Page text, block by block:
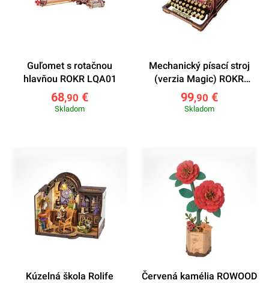
Guľomet s rotačnou
hlavňou ROKR LQA01
68,90 €
Skladom
Mechanický písací stroj
(verzia Magic) ROKR
LK703C
99,90 €
Skladom
Kúzelná škola Rolife
Červená kamélia ROWOOD